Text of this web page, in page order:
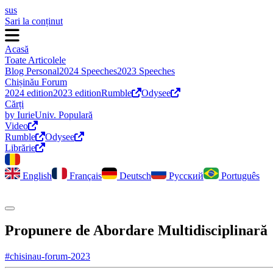
sus
Sari la conținut
Acasă
Toate Articolele
Blog Personal2024 Speeches2023 Speeches
Chișinău Forum
2024 edition2023 editionRumble
Odysee
Cărți
by IurieUniv. Populară
Video
Rumble
Odysee
Librărie
English Français Deutsch Русский
Português
Comută modul întunecat
Propunere de Abordare Multidisciplinară
#chisinau-forum-2023